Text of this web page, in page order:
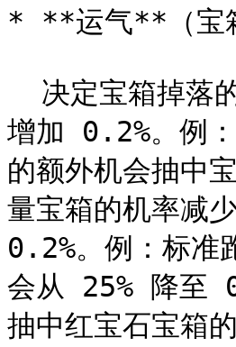
* **运气**（宝
增加 0.2%。例
的额外机会抽中
量宝箱的机率减
0.2%。例：标准
会从 25% 降至
抽中红宝石宝箱